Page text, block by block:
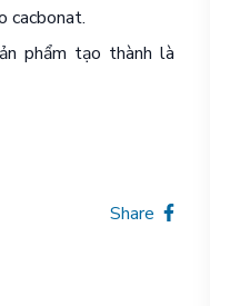
cacbonat.
phẩm tạo thành là
Share